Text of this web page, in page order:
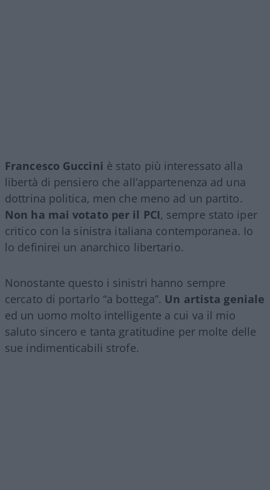
Francesco Guccini è stato più interessato alla
libertà di pensiero che all’appartenenza ad una
dottrina politica, men che meno ad un partito.
Non ha mai votato per il PCI, sempre stato iper
critico con la sinistra italiana contemporanea. Io
lo definirei un anarchico libertario.
Nonostante questo i sinistri hanno sempre
cercato di portarlo “a bottega”. Un artista geniale
ed un uomo molto intelligente a cui va il mio
saluto sincero e tanta gratitudine per molte delle
sue indimenticabili strofe.